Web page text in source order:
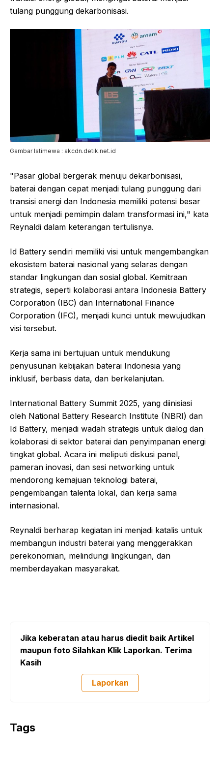
tulang punggung dekarbonisasi.
Gambar Istimewa : akcdn.detik.net.id
"Pasar global bergerak menuju dekarbonisasi,
baterai dengan cepat menjadi tulang punggung dari
transisi energi dan Indonesia memiliki potensi besar
untuk menjadi pemimpin dalam transformasi ini," kata
Reynaldi dalam keterangan tertulisnya.
Id Battery sendiri memiliki visi untuk mengembangkan
ekosistem baterai nasional yang selaras dengan
standar lingkungan dan sosial global. Kemitraan
strategis, seperti kolaborasi antara Indonesia Battery
Corporation (IBC) dan International Finance
Corporation (IFC), menjadi kunci untuk mewujudkan
visi tersebut.
Kerja sama ini bertujuan untuk mendukung
penyusunan kebijakan baterai Indonesia yang
inklusif, berbasis data, dan berkelanjutan.
International Battery Summit 2025, yang diinisiasi
oleh National Battery Research Institute (NBRI) dan
Id Battery, menjadi wadah strategis untuk dialog dan
kolaborasi di sektor baterai dan penyimpanan energi
tingkat global. Acara ini meliputi diskusi panel,
pameran inovasi, dan sesi networking untuk
mendorong kemajuan teknologi baterai,
pengembangan talenta lokal, dan kerja sama
internasional.
Reynaldi berharap kegiatan ini menjadi katalis untuk
membangun industri baterai yang menggerakkan
perekonomian, melindungi lingkungan, dan
memberdayakan masyarakat.
Jika keberatan atau harus diedit baik Artikel
maupun foto Silahkan Klik Laporkan. Terima
Kasih
Laporkan
Tags